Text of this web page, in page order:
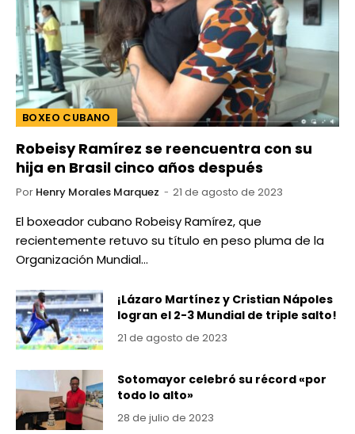
BOXEO CUBANO
Robeisy Ramírez se reencuentra con su
hija en Brasil cinco años después
Por Henry Morales Marquez 21 de agosto de 2023
El boxeador cubano Robeisy Ramírez, que
recientemente retuvo su título en peso pluma de la
Organización Mundial…
¡Lázaro Martínez y Cristian Nápoles
logran el 2-3 Mundial de triple salto!
21 de agosto de 2023
Sotomayor celebró su récord «por
todo lo alto»
28 de julio de 2023